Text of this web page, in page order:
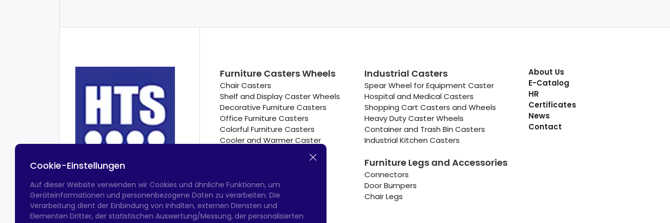
Furniture Casters Wheels
Chair Casters
Shelf and Display Caster Wheels
Decorative Furniture Casters
Office Furniture Casters
Colorful Furniture Casters
Cooler and Warmer Caster
Hotel Equipment Casters
Industrial Casters
Spear Wheel for Equipment Caster
Hospital and Medical Casters
Shopping Cart Casters and Wheels
Heavy Duty Caster Wheels
Container and Trash Bin Casters
Industrial Kitchen Casters
Furniture Legs and Accessories
Connectors
Door Bumpers
Chair Legs
About Us
E-Catalog
HR
Certificates
News
Contact
Cookie-Einstellungen
Auf dieser Website verwenden wir Cookies und ähnliche Funktionen, um
Geräteinformationen und personenbezogene Daten zu verarbeiten. Die
Verarbeitung dient der Einbindung von Inhalten, externen Diensten und
Elementen Dritter, der statistischen Auswertung/Messung, der personalisierten